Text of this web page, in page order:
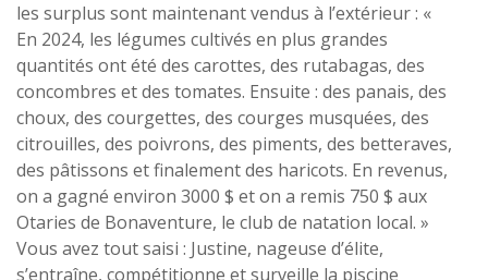
les surplus sont maintenant vendus à l’extérieur : «
En 2024, les légumes cultivés en plus grandes
quantités ont été des carottes, des rutabagas, des
concombres et des tomates. Ensuite : des panais, des
choux, des courgettes, des courges musquées, des
citrouilles, des poivrons, des piments, des betteraves,
des pâtissons et finalement des haricots. En revenus,
on a gagné environ 3000 $ et on a remis 750 $ aux
Otaries de Bonaventure, le club de natation local. »
Vous avez tout saisi : Justine, nageuse d’élite,
s’entraîne, compétitionne et surveille la piscine